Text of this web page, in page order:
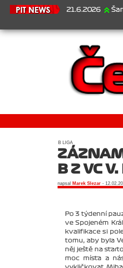
21.6.2026 Šampionát
B LIGA
ZÁZNAM
B Z VC
napsal Marek Slezar -
Po 3 týdenní
ve Spojeném
kvalifikace si
tomu, aby byla
něj ještě na
moc místa a